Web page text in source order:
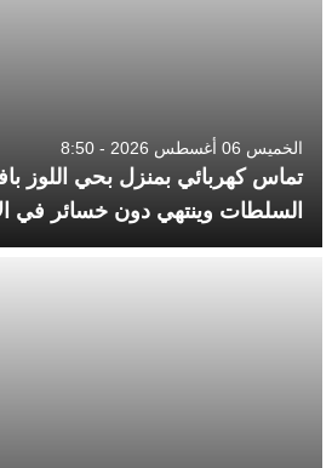
الخميس 06 أغسطس 2026 - 8:50
تماس كهربائي بمنزل بحي اللوز
السلطات وينتهي دون خسائر في